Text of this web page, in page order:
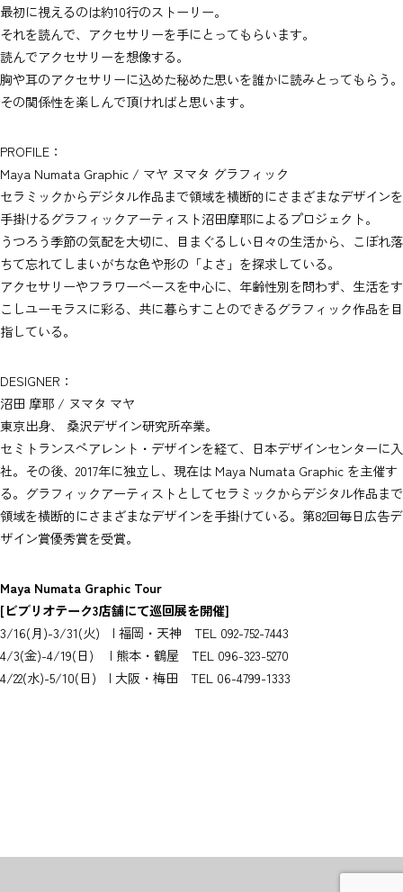
最初に視えるのは約10行のストーリー。
それを読んで、アクセサリーを手にとってもらいます。
読んでアクセサリーを想像する。
胸や耳のアクセサリーに込めた秘めた思いを誰かに読みとってもらう。
その関係性を楽しんで頂ければと思います。
PROFILE：
Maya Numata Graphic / マヤ ヌマタ グラフィック
セラミックからデジタル作品まで領域を横断的にさまざまなデザインを
手掛けるグラフィックアーティスト沼田摩耶によるプロジェクト。
うつろう季節の気配を大切に、目まぐるしい日々の生活から、こぼれ落
ちて忘れてしまいがちな色や形の「よさ」を探求している。
アクセサリーやフラワーベースを中心に、年齢性別を問わず、生活をす
こしユーモラスに彩る、共に暮らすことのできるグラフィック作品を目
指している。
DESIGNER：
沼田 摩耶 / ヌマタ マヤ
東京出身、 桑沢デザイン研究所卒業。
セミトランスペアレント・デザインを経て、日本デザインセンターに入
社。その後、2017年に独立し、現在は Maya Numata Graphic を主催す
る。グラフィックアーティストとしてセラミックからデジタル作品まで
領域を横断的にさまざまなデザインを手掛けている。第82回毎日広告デ
ザイン賞優秀賞を受賞。
Maya Numata Graphic Tour
[ビブリオテーク3店舗にて巡回展を開催]
3/16(月)-3/31(火) | 福岡・天神 TEL 092-752-7443
4/3(金)-4/19(日) | 熊本・鶴屋 TEL 096-323-5270
4/22(水)-5/10(日) | 大阪・梅田 TEL 06-4799-1333